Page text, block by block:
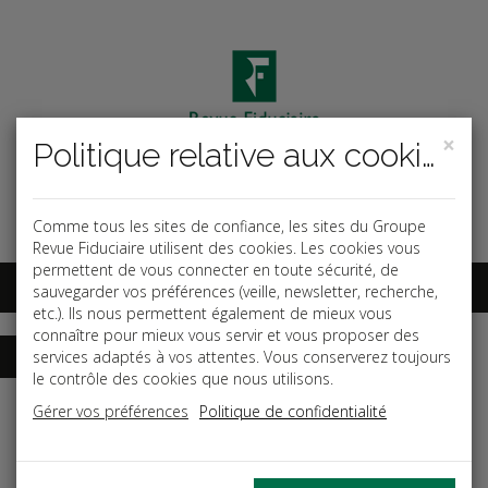
Code ouvrage OK
Espace abonnés
Accueil Guides Santé et sécurité au travail
×
Politique relative aux cookies
Comme tous les sites de confiance, les sites du Groupe
Revue Fiduciaire utilisent des cookies. Les cookies vous
permettent de vous connecter en toute sécurité, de
sauvegarder vos préférences (veille, newsletter, recherche,
etc.). Ils nous permettent également de mieux vous
connaître pour mieux vous servir et vous proposer des
services adaptés à vos attentes. Vous conserverez toujours
le contrôle des cookies que nous utilisons.
Gérer vos préférences
Politique de confidentialité